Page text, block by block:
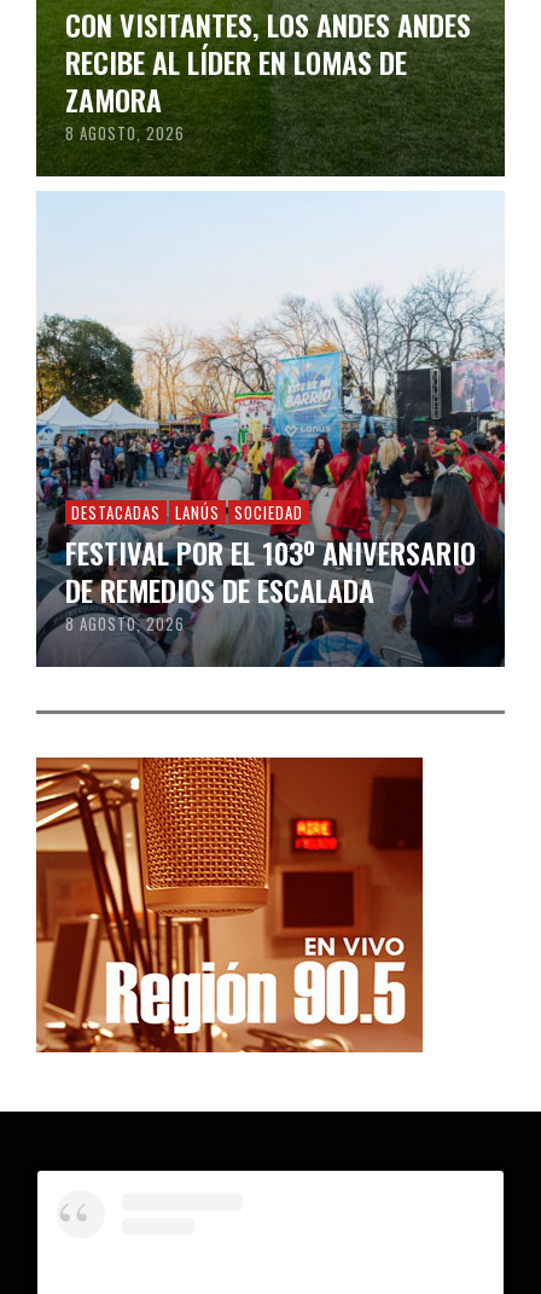
CON VISITANTES, LOS ANDES ANDES
RECIBE AL LÍDER EN LOMAS DE
ZAMORA
8 AGOSTO, 2026
DESTACADAS LANÚS SOCIEDAD
FESTIVAL POR EL 103º ANIVERSARIO
DE REMEDIOS DE ESCALADA
8 AGOSTO, 2026